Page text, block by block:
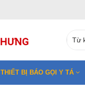
THIẾT BỊ BÁO GỌI Y TÁ